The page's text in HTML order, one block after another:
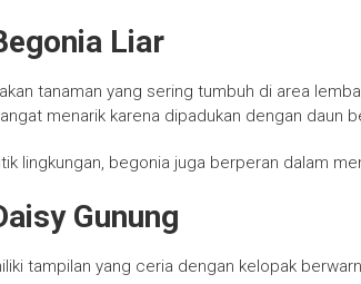
Liar
tanaman yang sering tumbuh di area
menarik karena dipadukan dengan daun
lingkungan, begonia juga berperan dalam
Gunung
tampilan yang ceria dengan kelopak